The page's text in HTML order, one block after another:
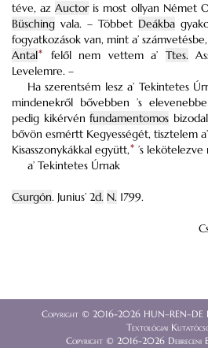
téve, azAuctoris most ollyan Német
Büsching vala. – Többet Deákba
fogyatkozások van, mint a’ számvetésbe,
Antal* felől nem vettem a’ Ttes.
Levelemre. –
Ha szerentsém lesz a’ Tekintetes
mindenekről bővebben ’s
pedig kikérvén fundamentomos
bővön esmértt Kegyességét, tisztelem
Kisasszonykákkal együtt,* ’s lekötelezve
a’ Tekintetes Úrnak
Csurgón. Junius’ 2d. N. 1799.
Copyright © 2016-2026 HUN–REN–DE
Textológiai
Copyright © 2016-2026 Debreceni